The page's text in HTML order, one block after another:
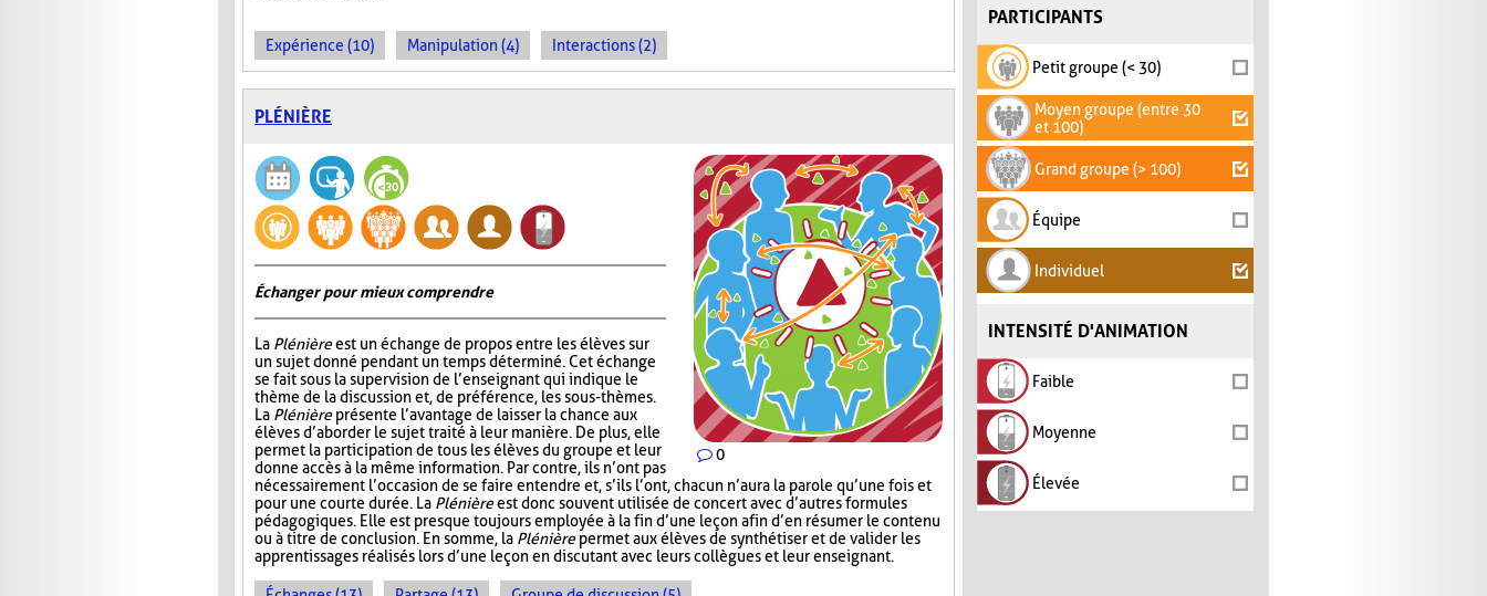
PARTICIPANTS
Petit groupe (< 30)
Moyen groupe (entre 30
et 100)
Grand groupe (> 100)
Équipe
Individuel
INTENSITÉ D'ANIMATION
Faible
Moyenne
Élevée
Expérience (10) Manipulation (4) Interactions (2)
PLÉNIÈRE
0
Échanger pour mieux comprendre
La Plénièreest un échange de propos entre les élèves sur
un sujet donné pendant un temps déterminé. Cet échange
se fait sous la supervision de l’enseignant qui indique le
thème de la discussion et, de préférence, les sous-thèmes.
La Plénièreprésente l’avantage de laisser la chance aux
élèves d’aborder le sujet traité à leur manière. De plus, elle
permet la participation de tous les élèves du groupe et leur
donne accès à la même information. Par contre, ils n’ont pas
nécessairement l’occasion de se faire entendre et, s’ils l’ont, chacun n’aura la parole qu’une fois et
pour une courte durée. La Plénièreest donc souvent utilisée de concert avec d’autres formules
pédagogiques. Elle est presque toujours employée à la fin d’une leçon afin d’en résumer le contenu
ou à titre de conclusion. En somme, la Plénièrepermet aux élèves de synthétiser et de valider les
apprentissages réalisés lors d’une leçon en discutant avec leurs collègues et leur enseignant.